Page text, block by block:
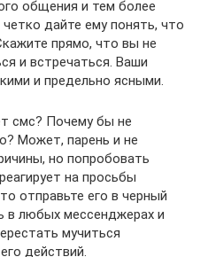
общения и тем более
дайте ему понять, что
прямо, что вы не
и встречаться. Ваши
и предельно ясными.
смс? Почему бы не
Может, парень и не
но попробовать
на просьбы
отправьте его в черный
в любых мессенджерах и
мучиться
действий.